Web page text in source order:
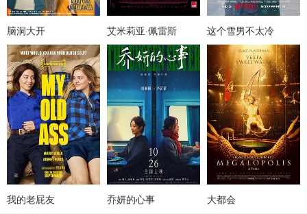
脑洞大开 艾米莉亚·佩雷斯 这个雪男不太冷
我的老屁友 乔妍的心事 大都会